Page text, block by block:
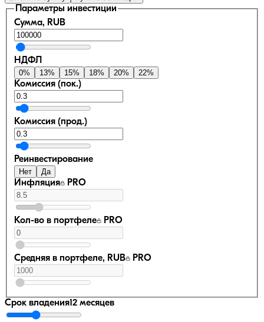
Параметры инвестиции
Сумма, RUB
НДФЛ
0% 13% 15% 18% 20% 22%
Комиссия (пок.)
Комиссия (прод.)
Реинвестирование
Нет Да
Инфляция PRO
Кол-во в портфеле PRO
Средняя в портфеле, RUB PRO
Срок владения12 месяцев